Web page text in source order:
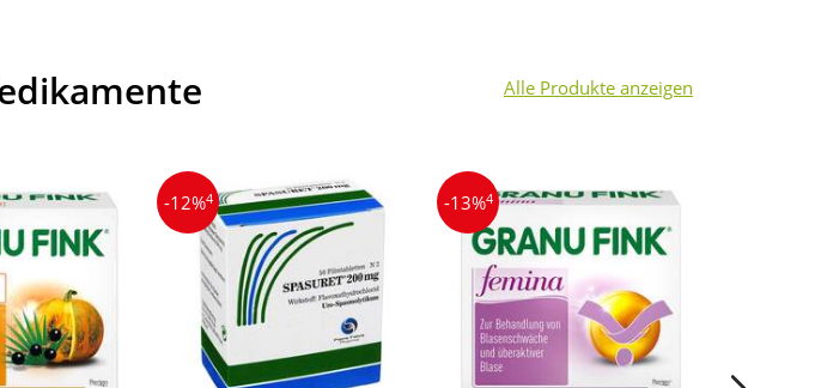
Alle Produkte anzeigen
-12%4 -13%4